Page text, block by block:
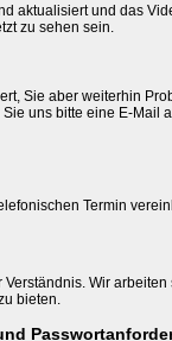
aktualisiert und das
zu sehen sein.
Sie aber weiterhin
uns bitte eine E-Mail
Termin
Wir
bieten.